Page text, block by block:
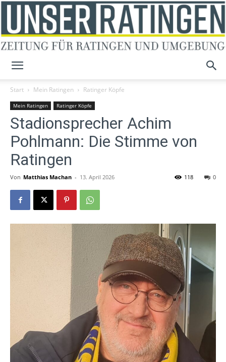
Ratingen
Start Mein Ratingen Ratinger Köpfe
Mein Ratingen Ratinger Köpfe
Stadionsprecher Achim
Pohlmann: Die Stimme von
Ratingen
Von Matthias Machan - 13. April 2026 0
118